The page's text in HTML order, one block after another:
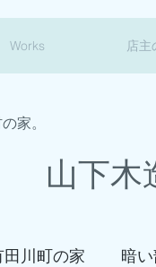
Works 店主
家。
山下木
田川町の家 暗